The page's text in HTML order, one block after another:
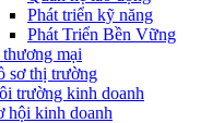
Phát triển kỹ năng
Phát Triển Bền Vững
mại
sơ thị trường
trường kinh doanh
hội kinh doanh